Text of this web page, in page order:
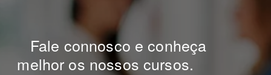
Fale connosco e conheça
melhor os nossos cursos.